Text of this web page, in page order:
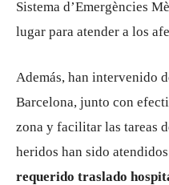
Sistema d’Emergències
lugar para atender a los
Además, han intervenido
Barcelona, junto con
zona y facilitar las tareas
heridos han sido
requerido traslado